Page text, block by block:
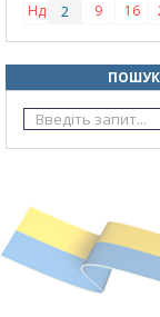
Нд
2 9 16
ПОШУК